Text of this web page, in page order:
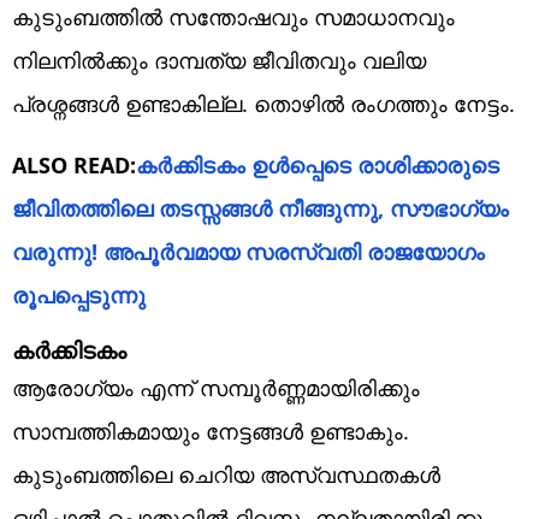
കുടുംബത്തിൽ സന്തോഷവും സമാധാനവും
നിലനിൽക്കും ദാമ്പത്യ ജീവിതവും വലിയ
പ്രശ്നങ്ങൾ ഉണ്ടാകില്ല. തൊഴിൽ രംഗത്തും നേട്ടം.
ALSO READ:കർക്കിടകം ഉൾപ്പെടെ രാശിക്കാരുടെ
ജീവിതത്തിലെ തടസ്സങ്ങൾ നീങ്ങുന്നു, സൗഭാഗ്യം
വരുന്നു! അപൂർവമായ സരസ്വതി രാജയോഗം
രൂപപ്പെടുന്നു
കർക്കിടകം
ആരോഗ്യം എന്ന് സമ്പൂർണ്ണമായിരിക്കും
സാമ്പത്തികമായും നേട്ടങ്ങൾ ഉണ്ടാകും.
കുടുംബത്തിലെ ചെറിയ അസ്വസ്ഥതകൾ